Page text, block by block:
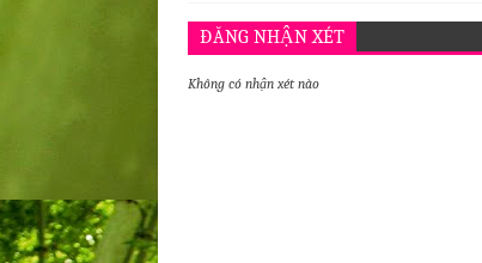
ĐĂNG NHẬN XÉT
Không có nhận xét nào